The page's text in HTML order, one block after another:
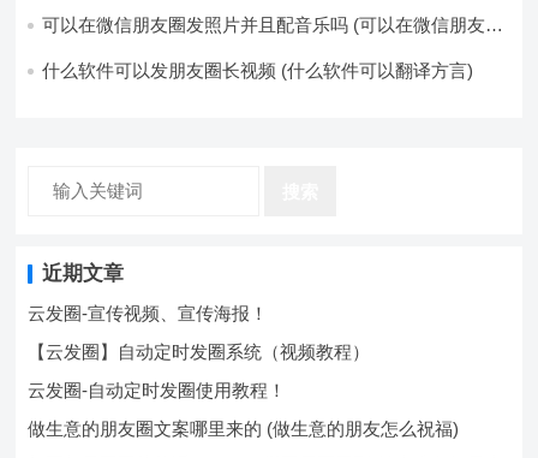
可以在微信朋友圈发照片并且配音乐吗 (可以在微信朋友圈
什么软件可以发朋友圈长视频 (什么软件可以翻译方言)
近期文章
云发圈-宣传视频、宣传海报！
【云发圈】自动定时发圈系统（视频教程）
云发圈-自动定时发圈使用教程！
做生意的朋友圈文案哪里来的 (做生意的朋友怎么祝福)